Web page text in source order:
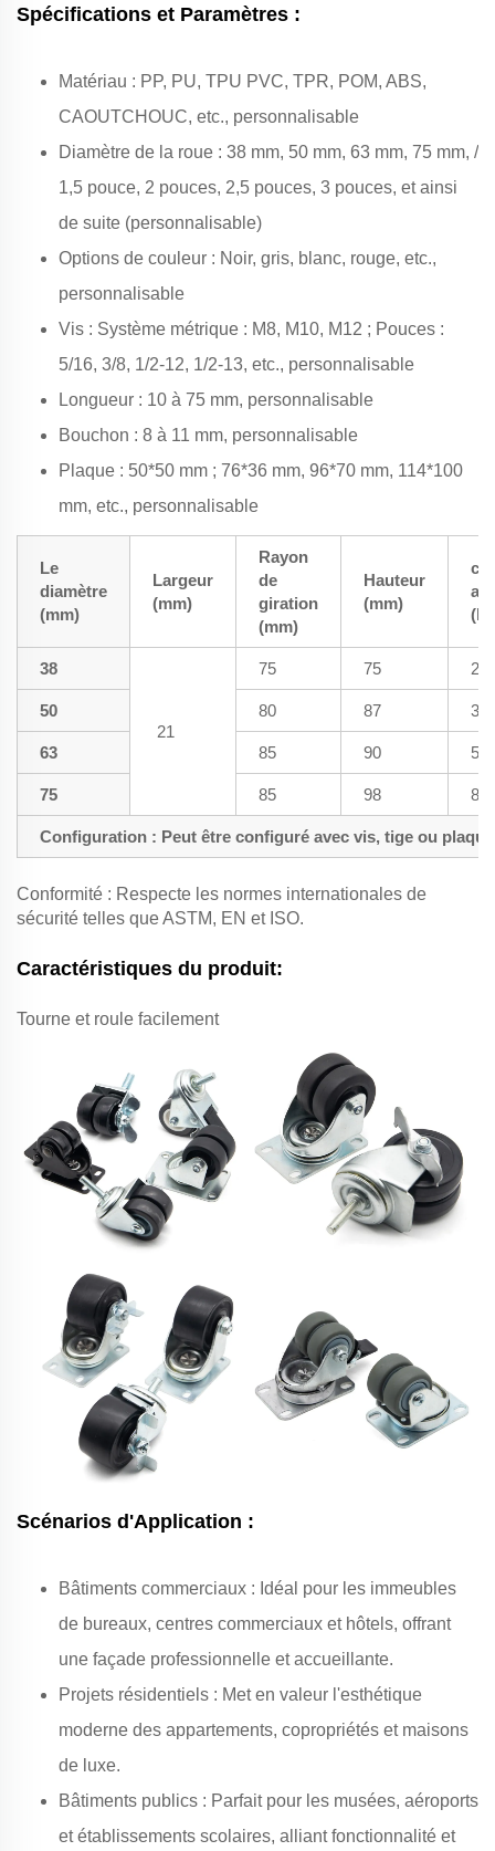
Spécifications et Paramètres :
Matériau : PP, PU, TPU PVC, TPR, POM, ABS,
CAOUTCHOUC, etc., personnalisable
Diamètre de la roue : 38 mm, 50 mm, 63 mm, 75 mm, /
1,5 pouce, 2 pouces, 2,5 pouces, 3 pouces, et ainsi
de suite (personnalisable)
Options de couleur : Noir, gris, blanc, rouge, etc.,
personnalisable
Vis : Système métrique : M8, M10, M12 ; Pouces :
5/16, 3/8, 1/2-12, 1/2-13, etc., personnalisable
Longueur : 10 à 75 mm, personnalisable
Bouchon : 8 à 11 mm, personnalisable
Plaque : 50*50 mm ; 76*36 mm, 96*70 mm, 114*100
mm, etc., personnalisable
Le
diamètre
(mm)
Largeur
(mm)
Rayon
de
giration
(mm)
Hauteur
(mm)
38
21
75 75
50 80 87
63 85 90
75 85 98
Configuration : Peut être configuré avec vis, tige ou
Conformité : Respecte les normes internationales de
sécurité telles que ASTM, EN et ISO.
Caractéristiques du produit:
Tourne et roule facilement
Scénarios d'Application :
Bâtiments commerciaux : Idéal pour les immeubles
de bureaux, centres commerciaux et hôtels, offrant
une façade professionnelle et accueillante.
Projets résidentiels : Met en valeur l'esthétique
moderne des appartements, copropriétés et maisons
de luxe.
Bâtiments publics : Parfait pour les musées, aéroports
et établissements scolaires, alliant fonctionnalité et